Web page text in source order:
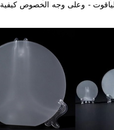
الياقوت - وعلى وجه الخصوص